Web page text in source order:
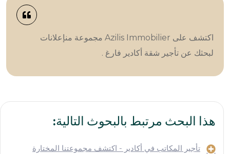
اكتشف على Azilis Immobilier مجموعة منإعلانات
لبحثك عن تأجير شقة أكادير فارغ .
هذا البحث مرتبط بالبحوث التالية:
تأجير المكاتب في أكادير - اكتشف مجموعتنا المختارة